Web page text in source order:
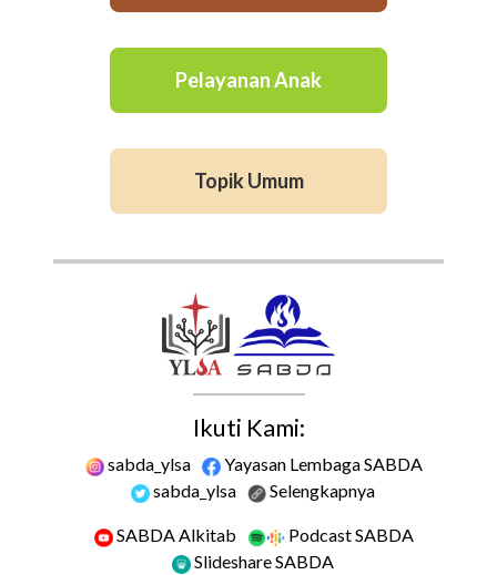
Pelayanan Anak
Topik Umum
Ikuti Kami:
sabda_ylsa
Yayasan Lembaga SABDA
sabda_ylsa
Selengkapnya
SABDA Alkitab
Podcast SABDA
Slideshare SABDA